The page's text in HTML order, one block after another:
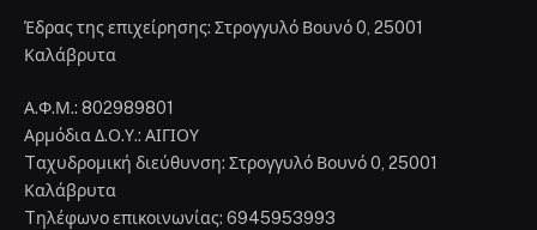
Έδρας της επιχείρησης: Στρογγυλό Βουνό 0, 25001
Καλάβρυτα
Α.Φ.Μ.: 802989801
Αρμόδια Δ.Ο.Υ.: ΑΙΓΙΟΥ
Tαχυδρομική διεύθυνση: Στρογγυλό Βουνό 0, 25001
Καλάβρυτα
Tηλέφωνο επικοινωνίας: 6945953993